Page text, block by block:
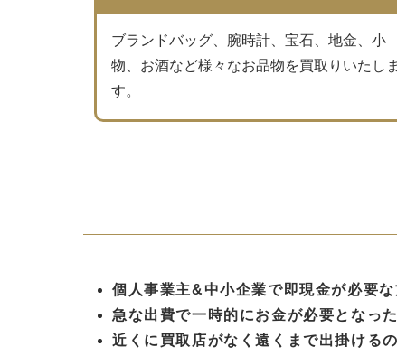
ブランドバッグ、腕時計、宝石、地金、小
物、お酒など様々なお品物を買取りいたしま
す。
個人事業主&中小企業で即現金が必要な
急な出費で一時的にお金が必要となっ
近くに買取店がなく遠くまで出掛ける